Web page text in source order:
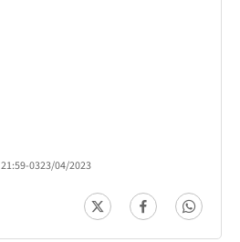
21:59-0323/04/2023